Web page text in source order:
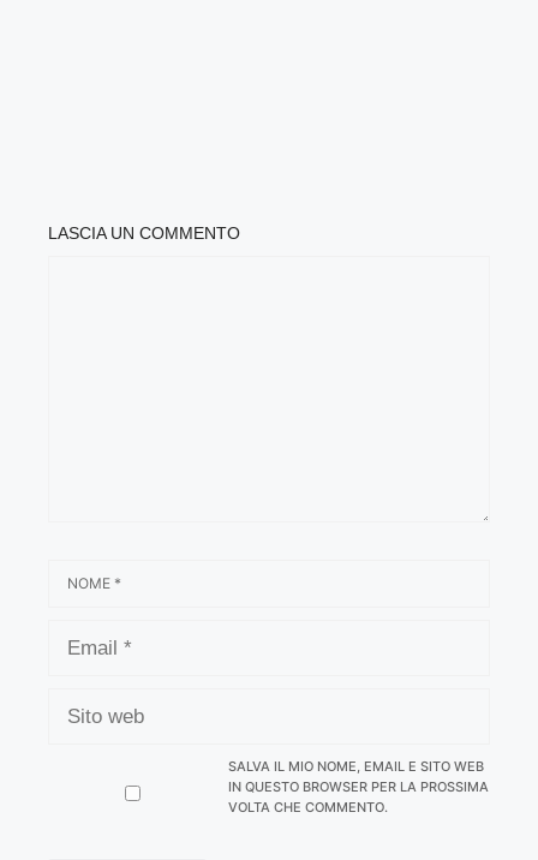
LASCIA UN COMMENTO
WEB
SALVA IL MIO NOME, EMAIL E SITO WEB
IN QUESTO BROWSER PER LA PROSSIMA
VOLTA CHE COMMENTO.